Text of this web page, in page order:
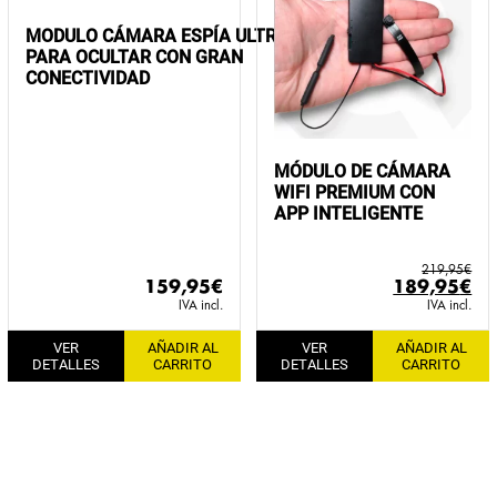
MODULO CÁMARA ESPÍA ULTRA HD
PARA OCULTAR CON GRAN
CONECTIVIDAD
159,95€
IVA incl.
VER
DETALLES
AÑADIR AL
CARRITO
MÓDULO DE CÁMARA
WIFI PREMIUM CON
APP INTELIGENTE
219,95€
El
precio
original
era:
219,95€.
189,95€
IVA incl.
VER
DETALLES
AÑADIR AL
CARRITO